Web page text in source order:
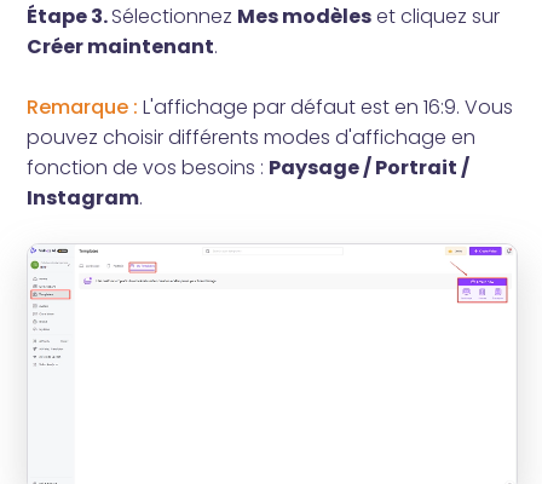
Étape 3.Sélectionnez Mes modèleset cliquez sur
Créer maintenant.
Remarque : L'affichage par défaut est en 16:9. Vous
pouvez choisir différents modes d'affichage en
fonction de vos besoins : Paysage / Portrait /
Instagram.